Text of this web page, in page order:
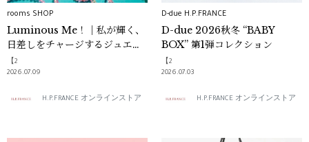
rooms SHOP
Luminous Me！｜私が輝く、
日差しをチャージするジュエリ
ー
【2
2026.07.09
H.P.FRANCE オンラインストア
D-due H.P.FRANCE
D-due 2026秋冬 “BABY
BOX” 第1弾コレクション
【2
2026.07.03
H.P.FRANCE オンラインストア